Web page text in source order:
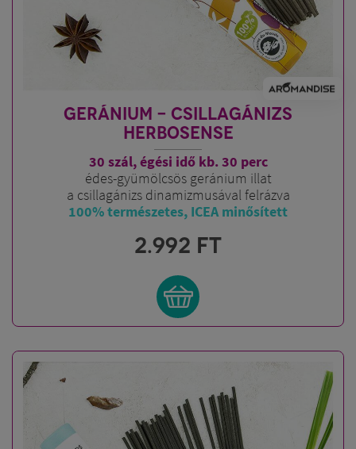
GERÁNIUM - CSILLAGÁNIZS
HERBOSENSE
30 szál, égési idő kb. 30 perc
édes-gyümölcsös geránium illat
a csillagánizs dinamizmusával felrázva
100% természetes, ICEA minősített
2.992 FT